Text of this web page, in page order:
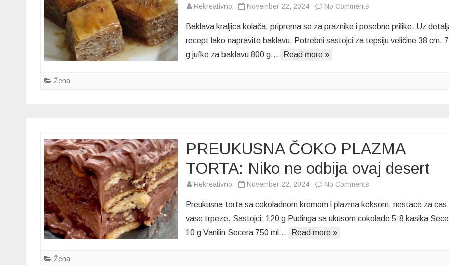
Rekreativno November 22, 2024 No Comments
moje
svekrve,
Baklava kraljica kolača, priprema se za praznike i posebne prilike. Uz
recept lako napravite baklavu. Potrebni sastojci za tepsiju veličine 38 cm.
g jufke za baklavu 800 g…
Read more »
Žena
PREUKUSNA ČOKO PLAZMA
TORTA: Niko ne odbija ovaj desert
Rekreativno November 22, 2024 No Comments
ČOKO
PLAZMA
Preukusna torta sa cokoladnom kremom i plazma keksom, nestace za cas
vase trpeze. Sastojci: 120 g Pudinga sa ukusom cokolade 5-8 kasika
10 g Vanilin Secera 750 ml…
Read more »
Žena